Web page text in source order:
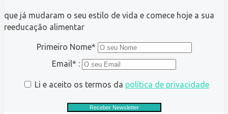
que já mudaram o seu estilo de vida e comece hoje a sua
reeducação alimentar
Primeiro Nome*
Email* :
Li e aceito os termos da política de privacidade